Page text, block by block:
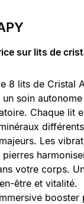
sur lits de
8 lits de Cristal
soin
Chaque lit
Les
votre corps.
être et vitalité.